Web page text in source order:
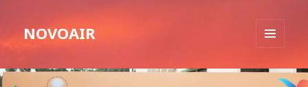
NOVOAIR
WIDGETS